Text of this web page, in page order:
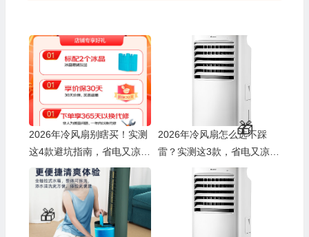
2026年冷风扇别瞎买！实测
这4款避坑指南，省电又凉快
就选它！
2026年冷风扇怎么选不踩
雷？实测这3款，省电又凉
快，闭眼入！